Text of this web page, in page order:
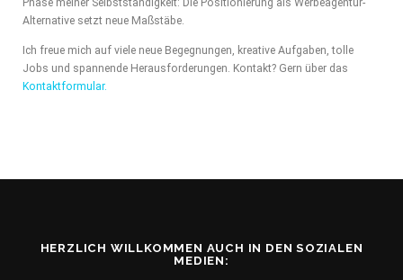
Alternative setzt neue Maßstäbe.
Ich freue mich auf viele neue Begegnungen, kreative Aufgaben, tolle
Jobs und spannende Herausforderungen. Kontakt? Gern über das
Kontaktformular.
HERZLICH WILLKOMMEN AUCH IN DEN SOZIALEN
MEDIEN: